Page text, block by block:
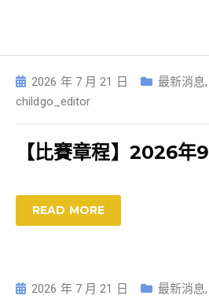
2026 年 7 月 21 日 最新消息,
childgo_editor
【比賽章程】2026年
READ MORE
2026 年 7 月 21 日 最新消息,